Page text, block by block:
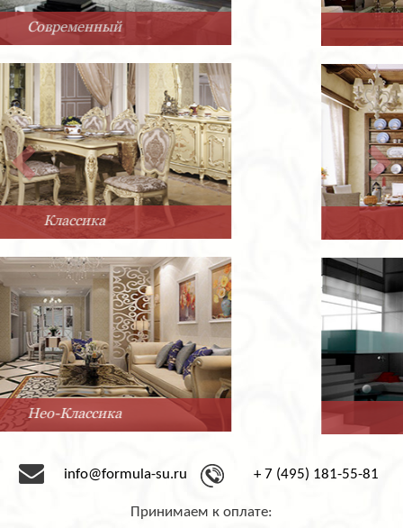
Прованс
Минимализм
info@formula-su.ru + 7 (495) 181-55-81
Принимаем к оплате: